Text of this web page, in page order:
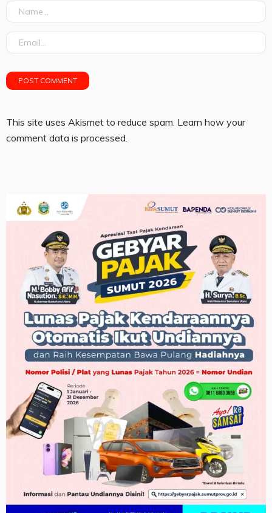
This site uses Akismet to reduce spam. Learn how your
comment data is processed.